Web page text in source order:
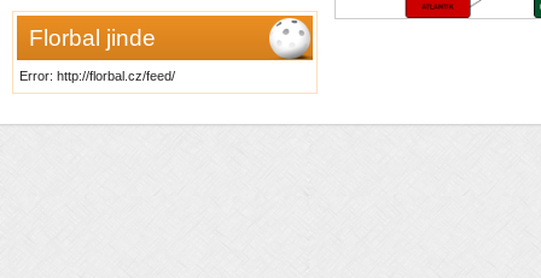
Florbal jinde
Error: http://florbal.cz/feed/